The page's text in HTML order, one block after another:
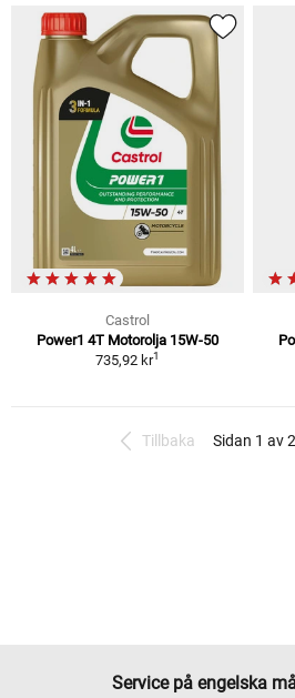
Castrol
Power1 4T Motorolja 15W-50
735,92 kr1
Tillbaka Sidan 1 av 2
Service på engelska